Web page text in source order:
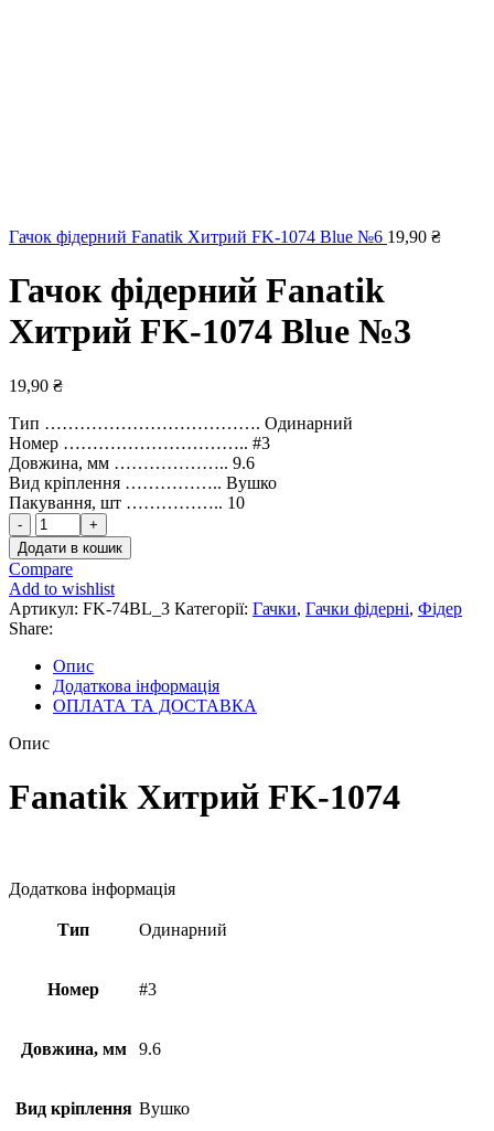
Гачок фідерний Fanatik Хитрий FK-1074 Blue №6 19,90 ₴
Гачок фідерний Fanatik
Хитрий FK-1074 Blue №3
19,90 ₴
Тип ………………………………. Одинарний
Номер ………………………….. #3
Довжина, мм ……………….. 9.6
Вид кріплення …………….. Вушко
Пакування, шт …………….. 10
Гачок
фідерний
Fanatik
Хитрий
FK-
1074
Blue
№3
кількість
Додати в кошик
Compare
Add to wishlist
Артикул: FK-74BL_3 Категорії: Гачки, Гачки фідерні, Фідер
Share:
Опис
Додаткова інформація
ОПЛАТА ТА ДОСТАВКА
Опис
Fanatik Хитрий FK-1074
Додаткова інформація
Тип Одинарний
Номер #3
Довжина, мм 9.6
Вид кріплення Вушко